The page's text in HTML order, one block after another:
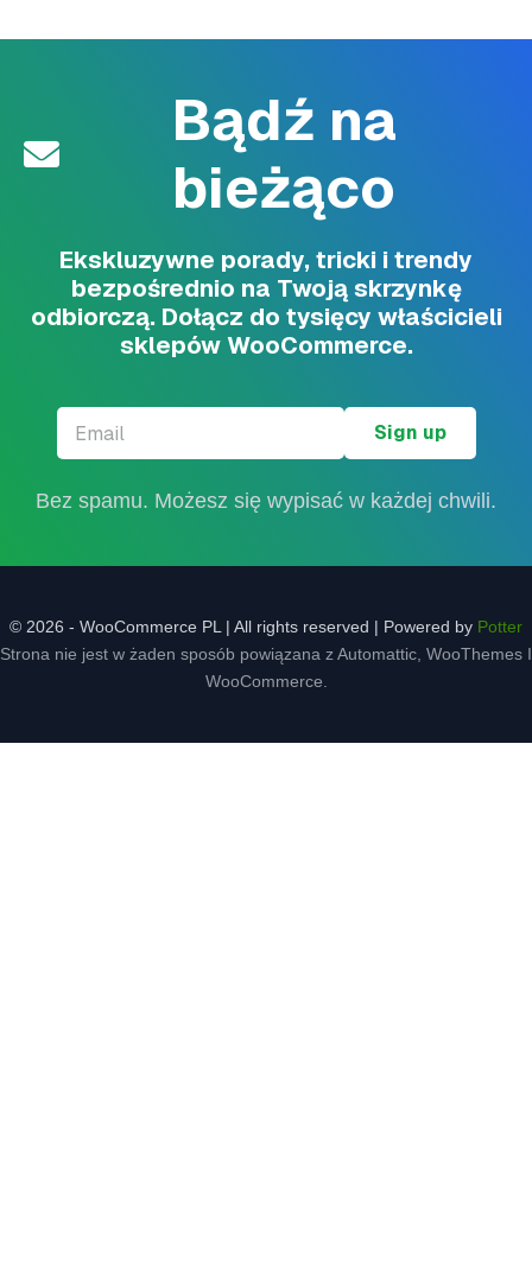
Bądź na
bieżąco
Ekskluzywne porady, tricki i trendy
bezpośrednio na Twoją skrzynkę
odbiorczą. Dołącz do tysięcy właścicieli
sklepów WooCommerce.
Email*
Bez spamu. Możesz się wypisać w każdej chwili.
© 2026 - WooCommerce PL | All rights reserved | Powered by Potter
Strona nie jest w żaden sposób powiązana z Automattic, WooThemes I
WooCommerce.